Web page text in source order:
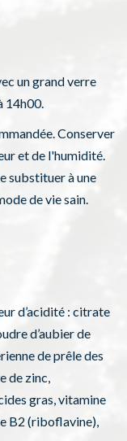
un grand verre
14h00.
Conserver
et de l'humidité.
substituer à une
de vie sain.
d’acidité : citrate
d’aubier de
de prêle des
de zinc,
gras, vitamine
B2 (riboflavine),